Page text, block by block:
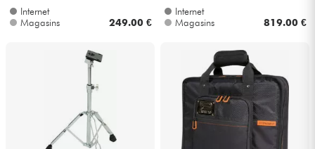
Internet
Magasins
249.00 €
Internet
Magasins
819.00 €